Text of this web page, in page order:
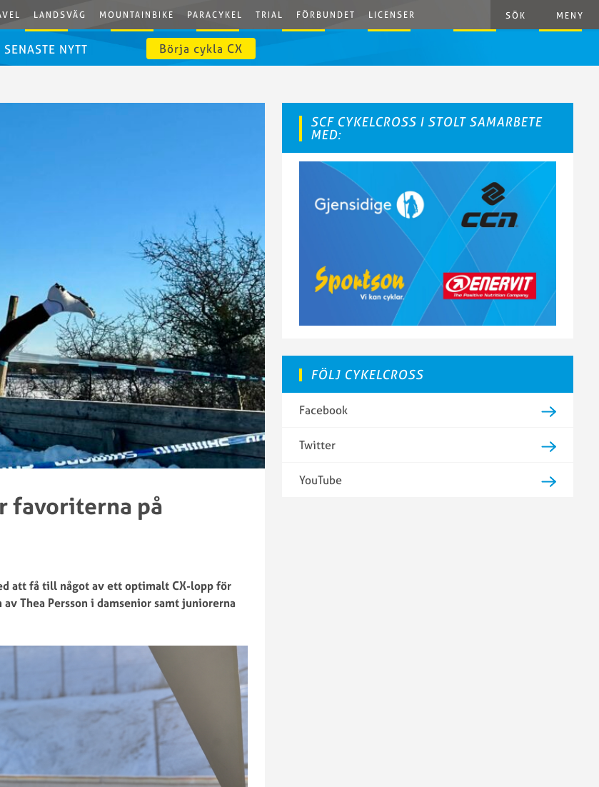
LANDSVÄG MOUNTAINBIKE PARACYKEL TRIAL FÖRBUNDET LICENSER SÖK MENY
SENASTE NYTT Börja cykla CX
favoriterna på
att få till något av ett optimalt CX-lopp för
Thea Persson i damsenior samt juniorerna
SCF CYKELCROSS I STOLT SAMARBETE
MED:
FÖLJ CYKELCROSS
Facebook
Twitter
YouTube